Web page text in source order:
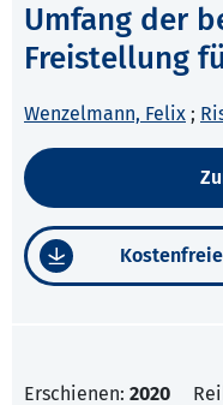
Umfang der
Freistellung
Wenzelmann, Felix ;
Erschienen: 2020